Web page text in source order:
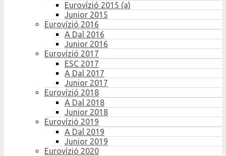
Eurovízió 2015 (a)
Junior 2015
Eurovízió 2016
A Dal 2016
Junior 2016
Eurovízió 2017
ESC 2017
A Dal 2017
Junior 2017
Eurovízió 2018
A Dal 2018
Junior 2018
Eurovízió 2019
A Dal 2019
Junior 2019
Eurovízió 2020